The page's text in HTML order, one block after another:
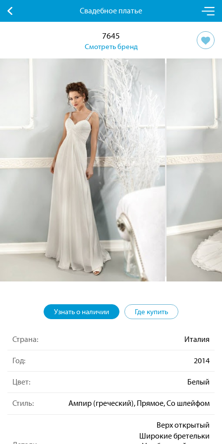
Свадебное платье
7645
Смотреть бренд
Узнать о наличии Где купить
Страна: Италия
Год: 2014
Цвет: Белый
Стиль: Ампир (греческий), Прямое, Со шлейфом
Верх открытый
Широкие бретельки